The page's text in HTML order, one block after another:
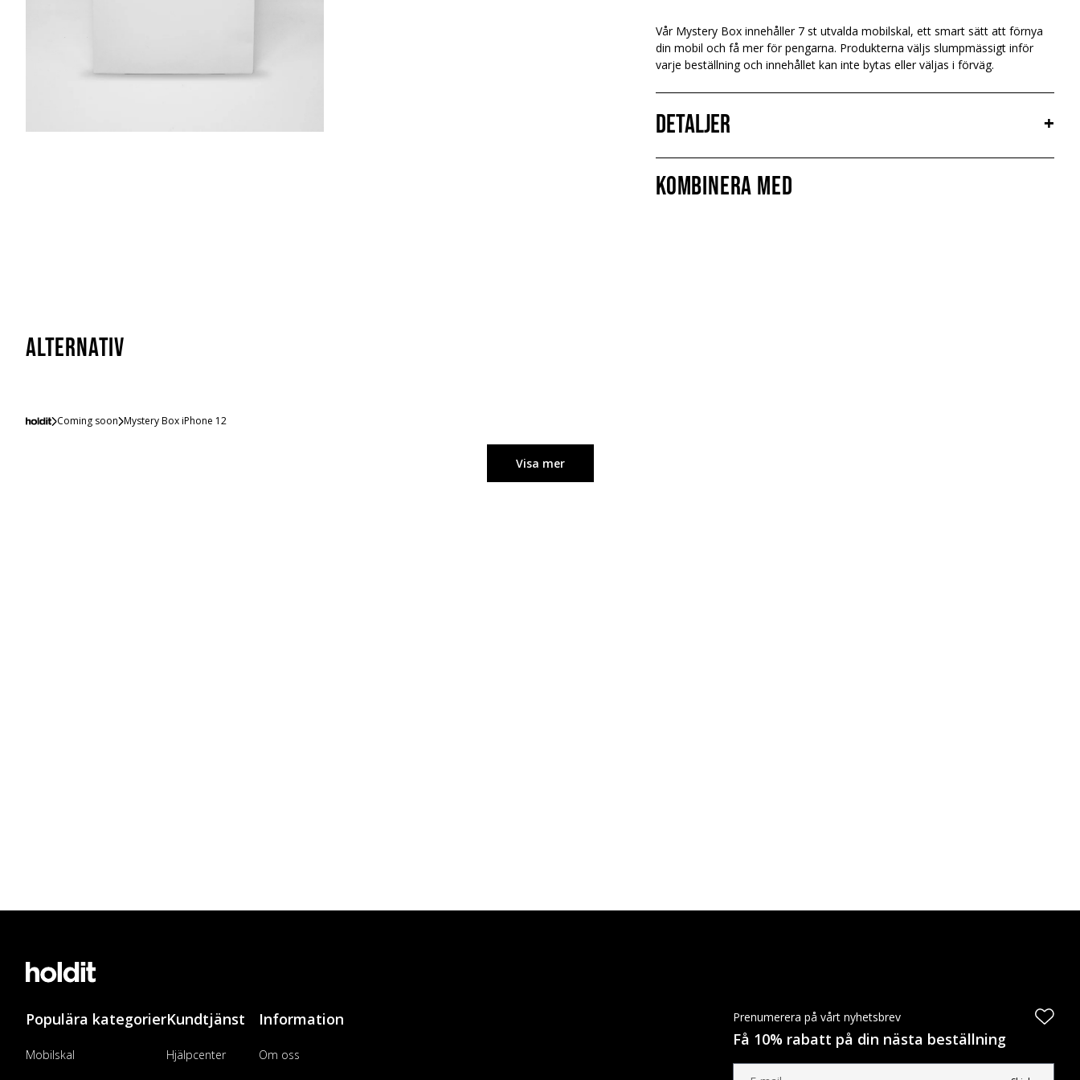
Vår Mystery Box innehåller 7 st utvalda mobilskal, ett smart sätt att förnya
din mobil och få mer för pengarna. Produkterna väljs slumpmässigt inför
varje beställning och innehållet kan inte bytas eller väljas i förväg.
Detaljer
+
Kombinera med
Alternativ
Coming soon Mystery Box iPhone 12
Visa mer
Populära kategorier
Mobilskal
Kundtjänst
Hjälpcenter
Information
Om oss
Prenumerera på vårt nyhetsbrev
Få 10% rabatt på din nästa beställning